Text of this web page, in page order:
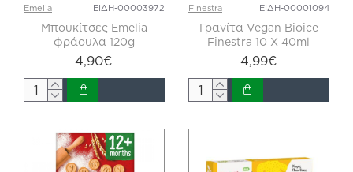
Emelia ΕΙΔΗ-00003972
Μπουκίτσες Emelia
φράουλα 120g
4,90€
Finestra ΕΙΔΗ-00001094
Γρανίτα Vegan Bioice
Finestra 10 Χ 40ml
4,99€